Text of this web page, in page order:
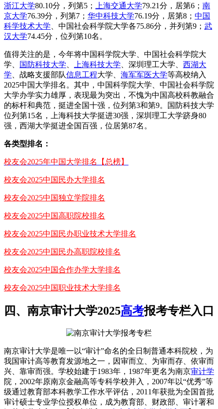
浙江大学80.10分，列第5； 上海交通大学79.21分，居第6； 南
京大学76.39分，列第7； 华中科技大学76.19分，居第8； 中国
科学技术大学 、中国社会科学院大学各75.86分，并列第9； 武
汉大学74.45分，位列第10名。
值得关注的是，今年将中国科学院大学、中国社会科学院大
学、
国防科技大学 上海科技大学 、深圳理工大学、 西湖大
学 、战略支援部队信息工程大学、 海军军医大学等高校纳入
2025中国大学排名。其中，中国科学院大学、中国社会科学院
大学办学实力雄厚，表现最为突出，不愧为中国高校科教融合
的标杆和典范，挺进全国十强，位列第3和第9。国防科技大学
位列第15名，上海科技大学挺进30强，深圳理工大学跻身80
强，西湖大学挺进全国百强，位居第87名。
各类型排名：
校友会2025年中国大学排名【总榜】
校友会2025中国民办大学排名
校友会2025中国独立学院排名
校友会2025中国高职院校排名
校友会2025中国民办职业技术大学排名
校友会2025中国民办高职院校排名
校友会2025中国合作办学大学排名
校友会2025中国职业技术大学排名
四、南京审计大学2025高考报考专栏入口
南京审计大学是唯一以“审计”命名的全日制普通本科院校，为
我国审计高等教育发源地之一，因审而立、为审而存、依审而
兴、靠审而强。学校始建于1983年，1987年更名为南京审计学
院，2002年原南京金融高等专科学校并入，2007年以“优秀”等
级通过教育部本科教学工作水平评估，2011年获批为全国首批
审计硕士专业学位授权单位，成为教育部、财政部、审计署和